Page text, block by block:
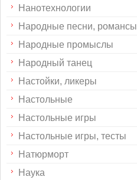
Нанотехнологии
Народные песни, романсы
Народные промыслы
Народный танец
Настойки, ликеры
Настольные
Настольные игры
Настольные игры, тесты
Натюрморт
Наука